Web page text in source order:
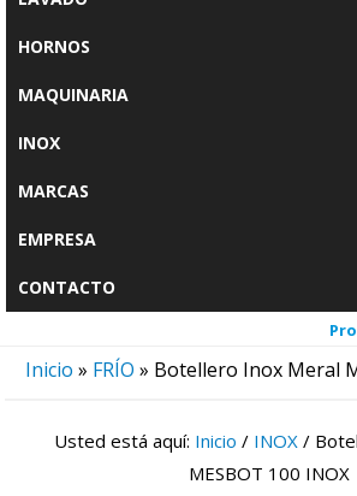
HORNOS
MAQUINARIA
INOX
MARCAS
EMPRESA
CONTACTO
Inicio » FRÍO » Botellero Inox Meral
Usted está aquí: Inicio / INOX /
MESBOT 100 INOX